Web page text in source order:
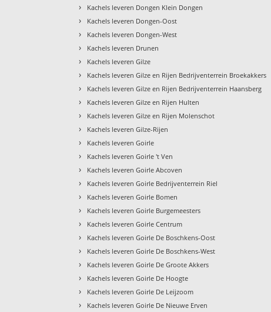
› Kachels leveren Dongen Klein Dongen
› Kachels leveren Dongen-Oost
› Kachels leveren Dongen-West
› Kachels leveren Drunen
› Kachels leveren Gilze
› Kachels leveren Gilze en Rijen Bedrijventerrein Broekakkers
› Kachels leveren Gilze en Rijen Bedrijventerrein Haansberg
› Kachels leveren Gilze en Rijen Hulten
› Kachels leveren Gilze en Rijen Molenschot
› Kachels leveren Gilze-Rijen
› Kachels leveren Goirle
› Kachels leveren Goirle 't Ven
› Kachels leveren Goirle Abcoven
› Kachels leveren Goirle Bedrijventerrein Riel
› Kachels leveren Goirle Bomen
› Kachels leveren Goirle Burgemeesters
› Kachels leveren Goirle Centrum
› Kachels leveren Goirle De Boschkens-Oost
› Kachels leveren Goirle De Boschkens-West
› Kachels leveren Goirle De Groote Akkers
› Kachels leveren Goirle De Hoogte
› Kachels leveren Goirle De Leijzoom
› Kachels leveren Goirle De Nieuwe Erven